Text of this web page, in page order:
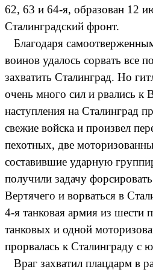
62, 63 и 64-я, образован 12
Сталинградский фронт.
Благодаря
воинов удалось сорвать все
захватить Сталинград. Но
очень много сил и рвались
наступления на Сталинград
свежие войска и произвел
пехотных, две
составившие ударную
получили задачу
Вертячего и ворваться в
4-я танковая армия из шести
танковых и одной
прорвалась к Сталинграду с
Враг захватил плацдарм в